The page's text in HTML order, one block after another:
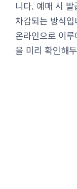
니다. 예매 시 발
차감되는 방식
온라인으로 이
을 미리 확인해